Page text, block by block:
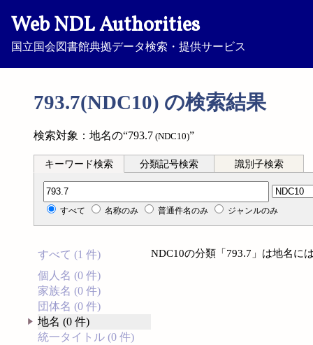
Web NDL Authorities
国立国会図書館典拠データ検索・提供サービス
793.7(NDC10) の検索結果
検索対象：地名の“793.7 (NDC10)”
キーワード検索 分類記号検索 識別子検索
分類記号検索
すべて 名称のみ 普通件名のみ ジャンルのみ
すべて (1 件)
個人名 (0 件)
家族名 (0 件)
団体名 (0 件)
地名 (0 件)
統一タイトル (0 件)
NDC10の分類「793.7」は地名に